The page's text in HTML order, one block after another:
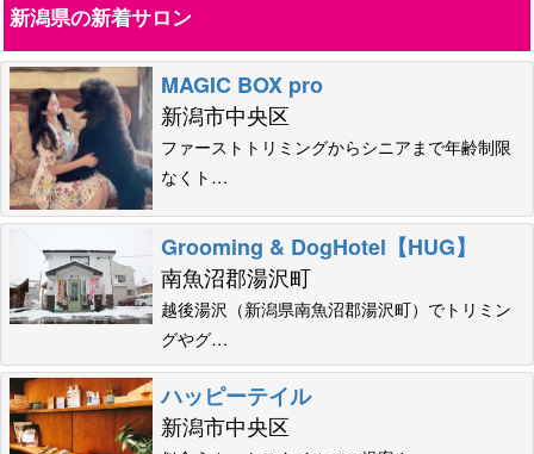
新潟県の新着サロン
MAGIC BOX pro
新潟市中央区
ファーストトリミングからシニアまで年齢制限
なくト…
Grooming & DogHotel【HUG】
南魚沼郡湯沢町
越後湯沢（新潟県南魚沼郡湯沢町）でトリミン
グやグ…
ハッピーテイル
新潟市中央区